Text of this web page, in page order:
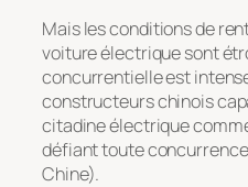
Mais les conditions de
voiture électrique sont
concurrentielle est
constructeurs chinois
citadine électrique
défiant toute
Chine).